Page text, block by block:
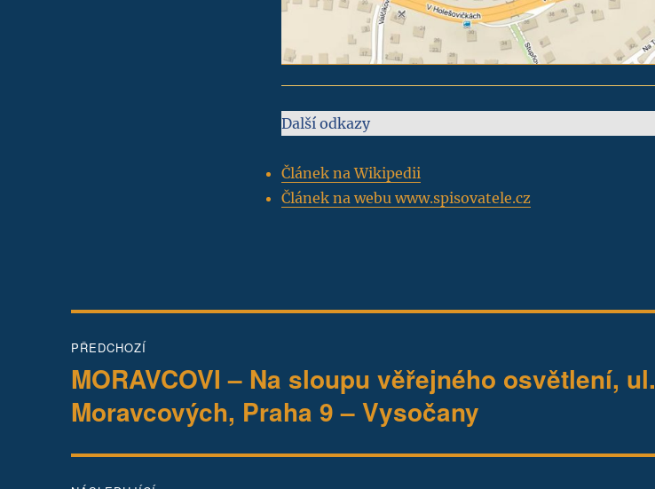
Další odkazy
Článek na Wikipedii
Článek na webu www.spisovatele.cz
pro
příspěvek
PŘEDCHOZÍ
Předchozí
příspěvek:
MORAVCOVI – Na sloupu věřejného osvětlení, ul.
Moravcových, Praha 9 – Vysočany